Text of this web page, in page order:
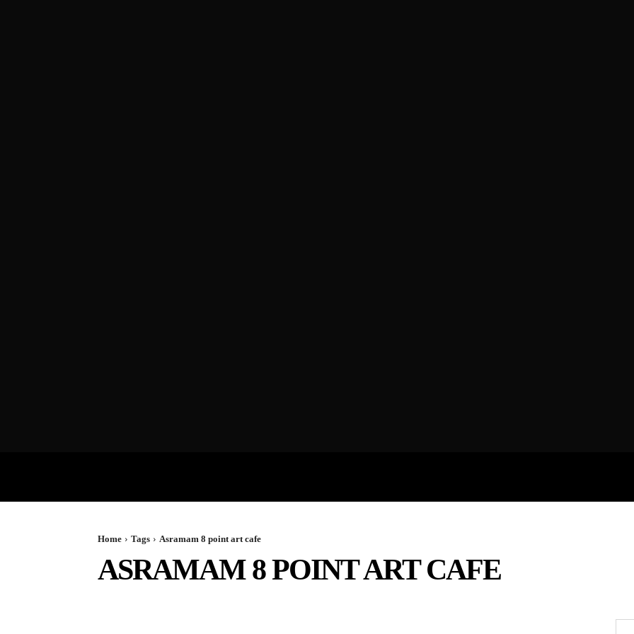
Home Tags Asramam 8 point art cafe
ASRAMAM 8 POINT ART CAFE